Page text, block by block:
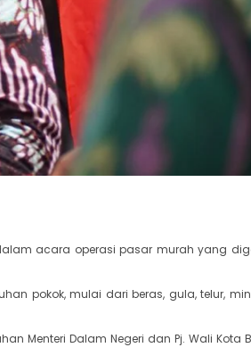
acara operasi pasar murah yang
pokok, mulai dari beras, gula, telur,
Menteri Dalam Negeri dan Pj. Wali Kota